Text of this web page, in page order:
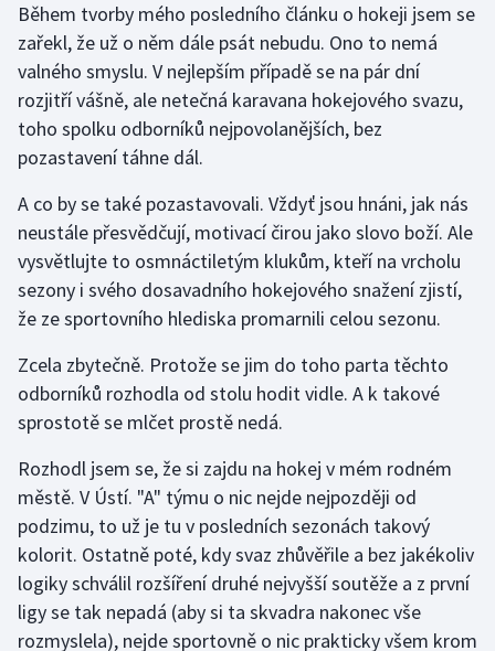
Florbal
Futsal
Golf
Gymnastika
Házená
Jezdectví
Judo
Krasobruslení
Lezení
Lyže a snowboard
Moderní pětiboj
Motorsport
Během tvorby mého posledního článku o hokeji jsem se
zařekl, že už o něm dále psát nebudu. Ono to nemá
valného smyslu. V nejlepším případě se na pár dní
rozjitří vášně, ale netečná karavana hokejového svazu,
toho spolku odborníků nejpovolanějších, bez
pozastavení táhne dál.
A co by se také pozastavovali. Vždyť jsou hnáni, jak nás
neustále přesvědčují, motivací čirou jako slovo boží. Ale
vysvětlujte to osmnáctiletým klukům, kteří na vrcholu
sezony i svého dosavadního hokejového snažení zjistí,
že ze sportovního hlediska promarnili celou sezonu.
Zcela zbytečně. Protože se jim do toho parta těchto
odborníků rozhodla od stolu hodit vidle. A k takové
sprostotě se mlčet prostě nedá.
Rozhodl jsem se, že si zajdu na hokej v mém rodném
městě. V Ústí. "A" týmu o nic nejde nejpozději od
podzimu, to už je tu v posledních sezonách takový
kolorit. Ostatně poté, kdy svaz zhůvěřile a bez jakékoliv
logiky schválil rozšíření druhé nejvyšší soutěže a z první
ligy se tak nepadá (aby si ta skvadra nakonec vše
rozmyslela), nejde sportovně o nic prakticky všem krom